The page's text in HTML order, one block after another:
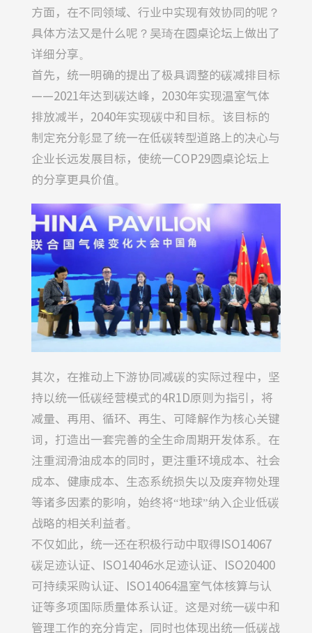
方面，在不同领域、行业中实现有效协同的呢？
具体方法又是什么呢？吴琦在圆桌论坛上做出了
详细分享。
首先，统一明确的提出了极具调整的碳减排目标
——2021年达到碳达峰，2030年实现温室气体
排放减半，2040年实现碳中和目标。该目标的
制定充分彰显了统一在低碳转型道路上的决心与
企业长远发展目标，使统一COP29圆桌论坛上
的分享更具价值。
其次，在推动上下游协同减碳的实际过程中，坚
持以统一低碳经营模式的4R1D原则为指引，将
减量、再用、循环、再生、可降解作为核心关键
词，打造出一套完善的全生命周期开发体系。在
注重润滑油成本的同时，更注重环境成本、社会
成本、健康成本、生态系统损失以及废弃物处理
等诸多因素的影响，始终将“地球”纳入企业低碳
战略的相关利益者。
不仅如此，统一还在积极行动中取得ISO14067
碳足迹认证、ISO14046水足迹认证、ISO20400
可持续采购认证、ISO14064温室气体核算与认
证等多项国际质量体系认证。这是对统一碳中和
管理工作的充分肯定，同时也体现出统一低碳战